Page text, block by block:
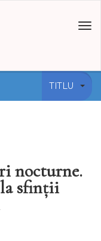
TITLU
nocturne.
sfinții